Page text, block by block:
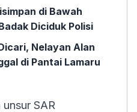
di Bawah
Diciduk Polisi
Nelayan Alan
di Pantai Lamaru
SAR